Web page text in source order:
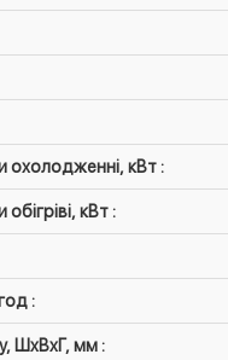
охолодженні, кВт :
кВт :
:
ШxВxГ, мм :